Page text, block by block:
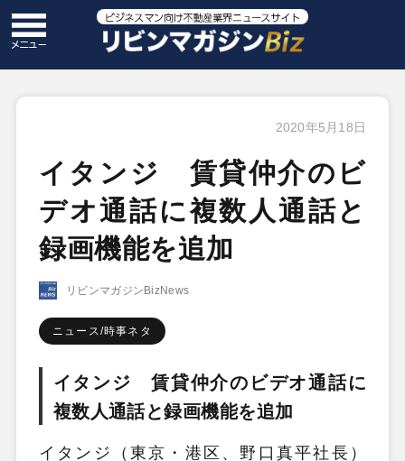
2020年5月18日
イタンジ 賃貸仲介のビ
デオ通話に複数人通話と
録画機能を追加
リビンマガジンBizNews
ニュース/時事ネタ
イタンジ 賃貸仲介のビデオ通話に
複数人通話と録画機能を追加
イタンジ（東京・港区、野口真平社長）